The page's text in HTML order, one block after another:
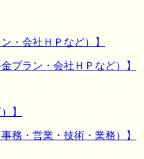
・会社ＨＰなど）】
プラン・会社ＨＰなど）】
】
・営業・技術・業務）】